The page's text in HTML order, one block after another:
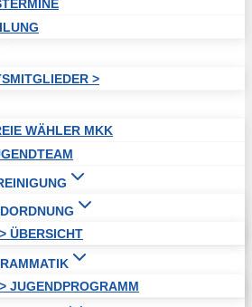
>
WÄHLER MKK
> ÜBERSICHT
> JUGENDPROGRAMM